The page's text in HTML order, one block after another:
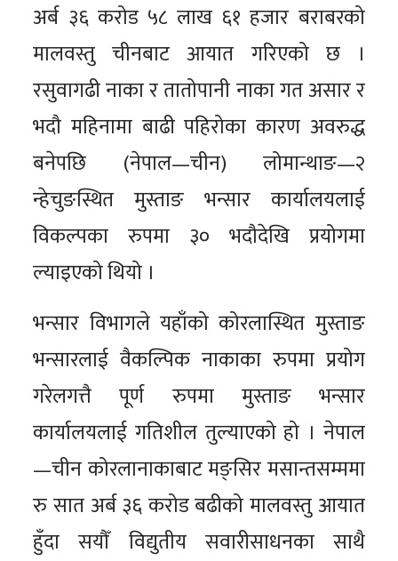
अर्ब ३६ करोड ५८ लाख ६१ हजार बराबरको
मालवस्तु चीनबाट आयात गरिएको छ ।
रसुवागढी नाका र तातोपानी नाका गत असार र
भदौ महिनामा बाढी पहिरोका कारण अवरुद्ध
बनेपछि (नेपाल—चीन) लोमान्थाङ—२
न्हेचुङस्थित मुस्ताङ भन्सार कार्यालयलाई
विकल्पका रुपमा ३० भदौदेखि प्रयोगमा
ल्याइएको थियो ।
भन्सार विभागले यहाँको कोरलास्थित मुस्ताङ
भन्सारलाई वैकल्पिक नाकाका रुपमा प्रयोग
गरेलगत्तै पूर्ण रुपमा मुस्ताङ भन्सार
कार्यालयलाई गतिशील तुल्याएको हो । नेपाल
—चीन कोरलानाकाबाट मङ्सिर मसान्तसम्ममा
रु सात अर्ब ३६ करोड बढीको मालवस्तु आयात
हुँदा सयौँ विद्युतीय सवारीसाधनका साथै